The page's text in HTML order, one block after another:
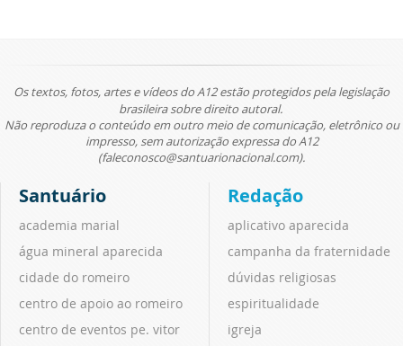
Os textos, fotos, artes e vídeos do A12 estão protegidos pela legislação
brasileira sobre direito autoral.
Não reproduza o conteúdo em outro meio de comunicação, eletrônico ou
impresso, sem autorização expressa do A12
(faleconosco@santuarionacional.com).
Santuário
academia marial
água mineral aparecida
cidade do romeiro
centro de apoio ao romeiro
centro de eventos pe. vitor
Redação
aplicativo aparecida
campanha da fraternidade
dúvidas religiosas
espiritualidade
igreja